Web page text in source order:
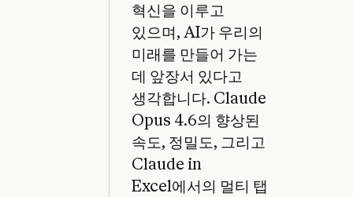
혁신을 이루고
있으며, AI가 우리의
미래를 만들어 가는
데 앞장서 있다고
생각합니다. Claude
Opus 4.6의 향상된
속도, 정밀도, 그리고
Claude in
Excel에서의 멀티 탭